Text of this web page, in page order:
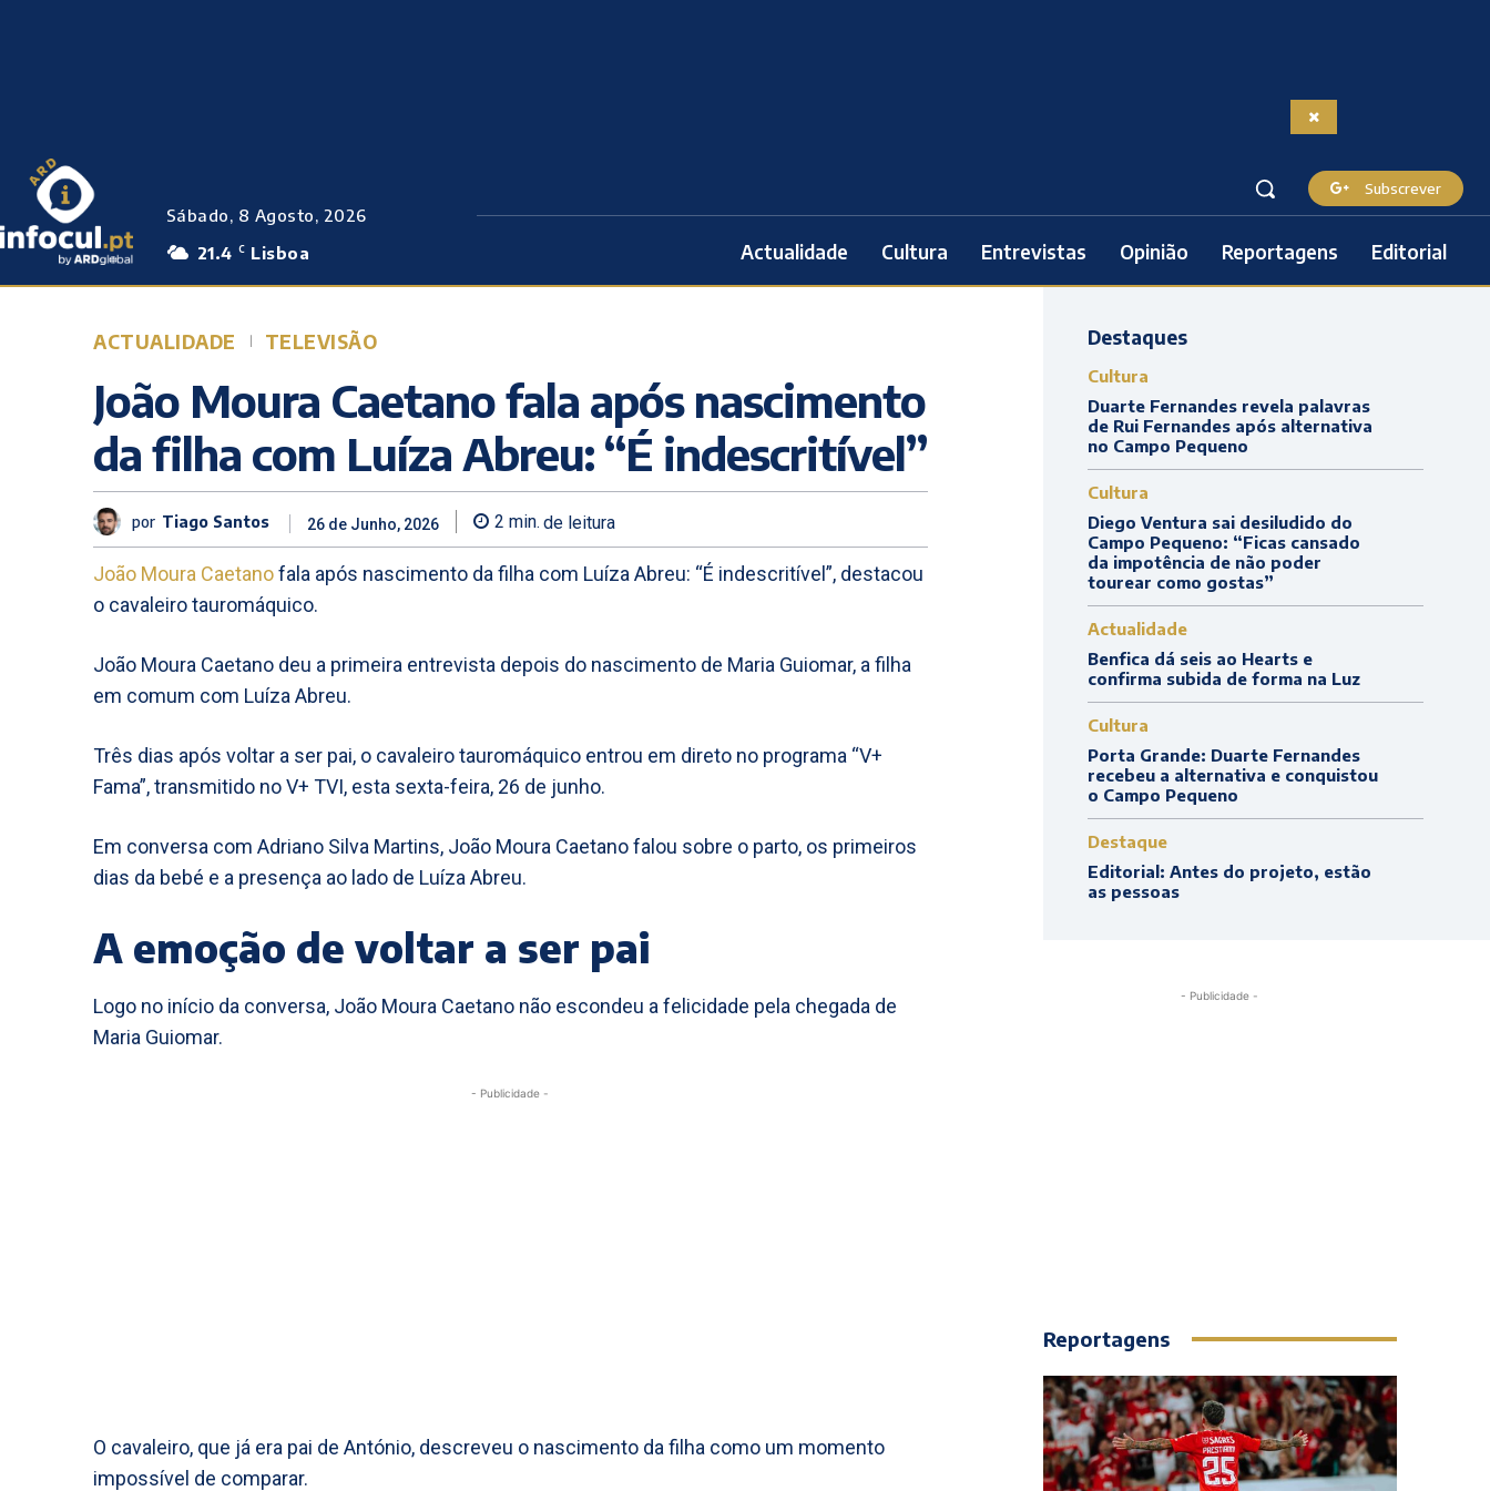
Sábado, 8 Agosto, 2026
21.4 C Lisboa
Subscrever
Actualidade Cultura Entrevistas Opinião Reportagens Editorial
ACTUALIDADE TELEVISÃO
João Moura Caetano fala após nascimento
da filha com Luíza Abreu: “É indescritível”
por Tiago Santos 26 de Junho, 2026 2 min. de leitura
João Moura Caetanofala após nascimento da filha com Luíza Abreu: “É indescritível”, destacou
o cavaleiro tauromáquico.
João Moura Caetano deu a primeira entrevista depois do nascimento de Maria Guiomar, a filha
em comum com Luíza Abreu.
Três dias após voltar a ser pai, o cavaleiro tauromáquico entrou em direto no programa “V+
Fama”, transmitido no V+ TVI, esta sexta-feira, 26 de junho.
Em conversa com Adriano Silva Martins, João Moura Caetano falou sobre o parto, os primeiros
dias da bebé e a presença ao lado de Luíza Abreu.
A emoção de voltar a ser pai
Logo no início da conversa, João Moura Caetano não escondeu a felicidade pela chegada de
Maria Guiomar.
- Publicidade -
O cavaleiro, que já era pai de António, descreveu o nascimento da filha como um momento
impossível de comparar.
Destaques
Cultura
Duarte Fernandes revela palavras
de Rui Fernandes após alternativa
no Campo Pequeno
Cultura
Diego Ventura sai desiludido do
Campo Pequeno: “Ficas cansado
da impotência de não poder
tourear como gostas”
Actualidade
Benfica dá seis ao Hearts e
confirma subida de forma na Luz
Cultura
Porta Grande: Duarte Fernandes
recebeu a alternativa e conquistou
o Campo Pequeno
Destaque
Editorial: Antes do projeto, estão
as pessoas
- Publicidade -
Reportagens